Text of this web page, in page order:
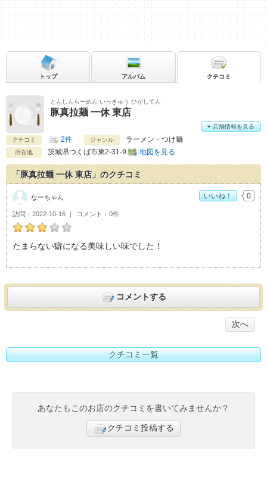
とんしんらーめん いっきゅう ひがしてん
豚真拉麺 一休 東店
クチコミ 2件 ジャンル ラーメン・つけ麺
所在地 茨城県つくば市東2-31-9 地図を見る
店舗情報を見る
トップ アルバム クチコミ
「豚真拉麺 一休 東店」のクチコミ
なーちゃんの豚真拉麺 一休 東店おすすめ度：
たまらない癖になる美味しい味でした！
訪問 2022-10-16 コメント 0件
なーちゃん いいね！ 0
コメントする
次へ
クチコミ一覧
あなたもこのお店のクチコミを書いてみませんか？
クチコミ投稿する